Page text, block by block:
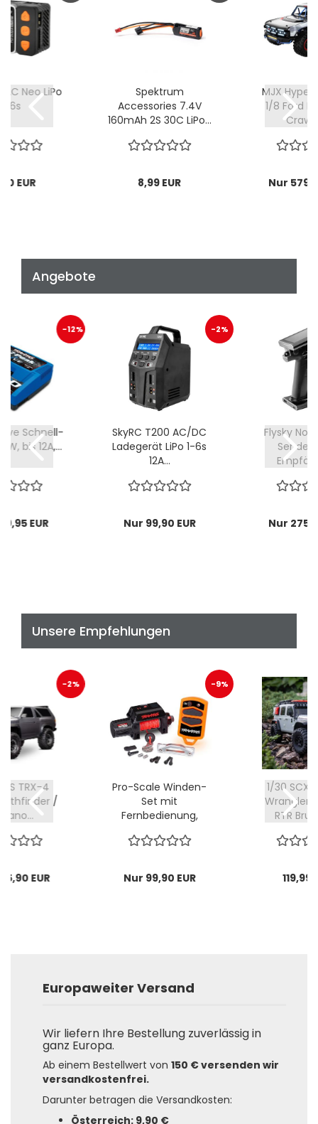
Neo LiPo
1-6s
EUR
Spektrum
Accessories 7.4V
160mAh 2S 30C LiPo...
8,99 EUR
MJX Hyper
1/8 Ford
Nur
Angebote
-12%
Schnell-
bis 12A,...
EUR
-2%
SkyRC T200 AC/DC
Ladegerät LiPo 1-6s
12A...
Nur 99,90 EUR
Flysky
Sender
Nur
Unsere Empfehlungen
-2%
TRX-4
/
EUR
-9%
Pro-Scale Winden-
Set mit
Fernbedienung,
Nur 99,90 EUR
1/30
Wrangler
RTR
119,99
Europaweiter Versand
Wir liefern Ihre Bestellung zuverlässig in
ganz Europa.
Ab einem Bestellwert von 150 € versenden wir
versandkostenfrei.
Darunter betragen die Versandkosten:
Österreich: 9,90 €